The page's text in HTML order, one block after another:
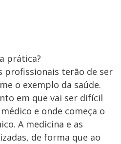
prática?
profissionais terão de ser
o exemplo da saúde.
em que vai ser difícil
e onde começa o
A medicina e as
de forma que ao